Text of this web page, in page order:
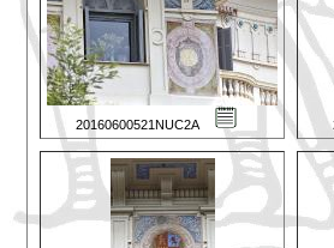
20160600521NUC2A